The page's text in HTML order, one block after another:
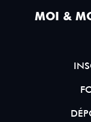
MOI &